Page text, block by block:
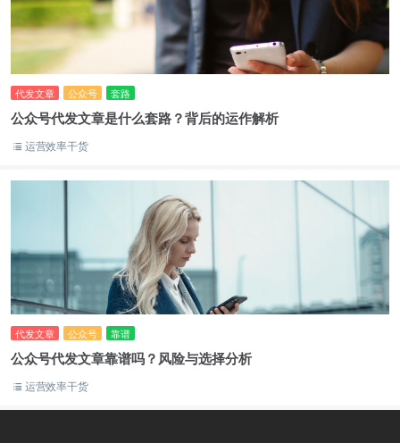
代发文章 公众号 套路
公众号代发文章是什么套路？背后的运作解析
运营效率干货
代发文章 公众号 靠谱
公众号代发文章靠谱吗？风险与选择分析
运营效率干货